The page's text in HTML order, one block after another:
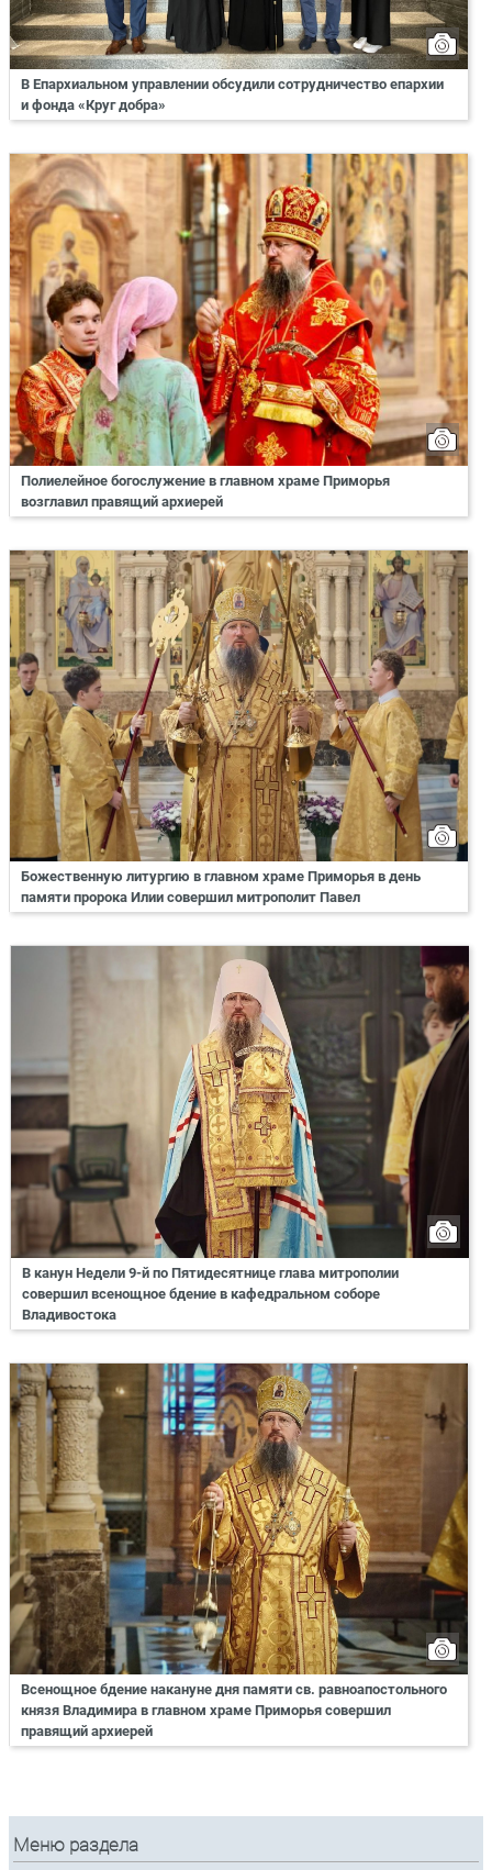
В Епархиальном управлении обсудили сотрудничество епархии
и фонда «Круг добра»
Полиелейное богослужение в главном храме Приморья
возглавил правящий архиерей
Божественную литургию в главном храме Приморья в день
памяти пророка Илии совершил митрополит Павел
В канун Недели 9-й по Пятидесятнице глава митрополии
совершил всенощное бдение в кафедральном соборе
Владивостока
Всенощное бдение накануне дня памяти св. равноапостольного
князя Владимира в главном храме Приморья совершил
правящий архиерей
Меню раздела